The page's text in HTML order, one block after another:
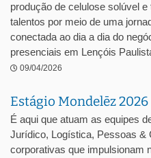
produção de celulose solúvel
talentos por meio de uma
conectada ao dia a dia do
presenciais em Lençóis
09/04/2026
Estágio Mondelēz
É aqui que atuam as equipes
Jurídico, Logística, Pessoas &
corporativas que impulsionam